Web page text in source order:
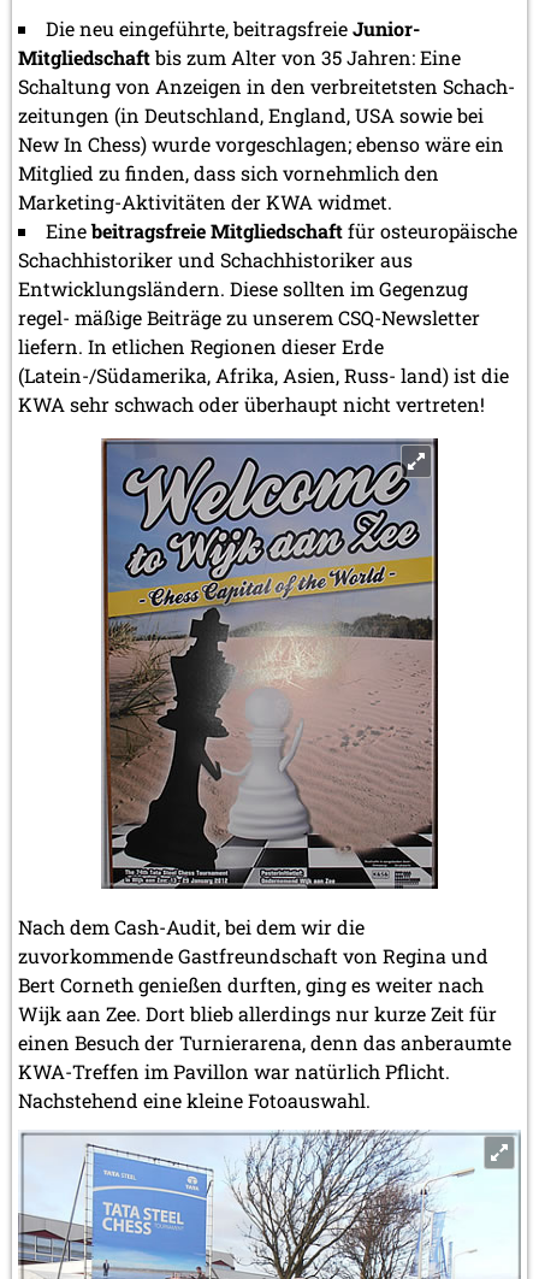
Die neu eingeführte, beitragsfreieJunior-
Mitgliedschaftbis zum Alter von 35 Jahren: Eine
Schaltung von Anzeigen in den verbreitetsten Schach-
zeitungen (in Deutschland, England, USA sowie bei
New In Chess) wurde vorgeschlagen; ebenso wäre ein
Mitglied zu finden, dass sich vornehmlich den
Marketing-Aktivitäten der KWA widmet.
Einebeitragsfreie Mitgliedschaftfür osteuropäische
Schachhistoriker und Schachhistoriker aus
Entwicklungsländern. Diese sollten im Gegenzug
regel- mäßige Beiträge zu unserem CSQ-Newsletter
liefern. In etlichen Regionen dieser Erde
(Latein-/Südamerika, Afrika, Asien, Russ- land) ist die
KWA sehr schwach oder überhaupt nicht vertreten!
Nach dem Cash-Audit, bei dem wir die
zuvorkommende Gastfreundschaft von Regina und
Bert Corneth genießen durften, ging es weiter nach
Wijk aan Zee. Dort blieb allerdings nur kurze Zeit für
einen Besuch der Turnierarena, denn das anberaumte
KWA-Treffen im Pavillon war natürlich Pflicht.
Nachstehend eine kleine Fotoauswahl.